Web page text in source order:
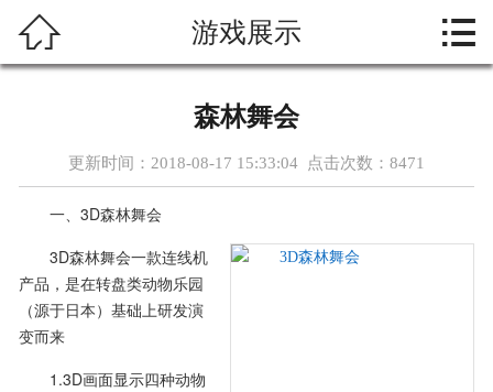
游戏展示
 游戏展示 
森林舞会
更新时间：2018-08-17 15:33:04 点击次数： 8471
一、3D森林舞会
3D森林舞会一款连线机
产品，是在转盘类动物乐园
（源于日本）基础上研发演
变而来
1.3D画面显示四种动物